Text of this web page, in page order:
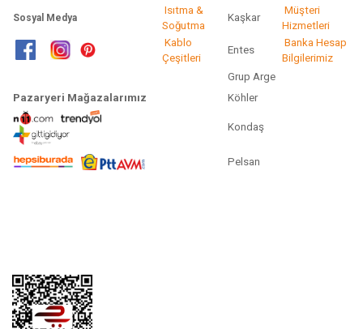
Sosyal Medya
Isıtma &
Soğutma
Kaşkar
Müşteri
Hizmetleri
Kablo
Çeşitleri
Entes
Banka Hesap
Bilgilerimiz
Grup Arge
Pazaryeri Mağazalarımız
Köhler
Kondaş
Pelsan